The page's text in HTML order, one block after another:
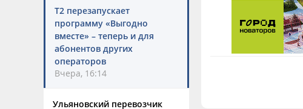
Т2 перезапускает
программу «Выгодно
вместе» – теперь и для
абонентов других
операторов
Вчера, 16:14
Ульяновский перевозчик